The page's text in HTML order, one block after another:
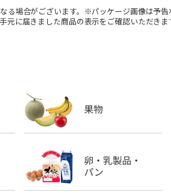
る場合がございます。※パッケージ画像は予
元に届きました商品の表示をご確認いただきま